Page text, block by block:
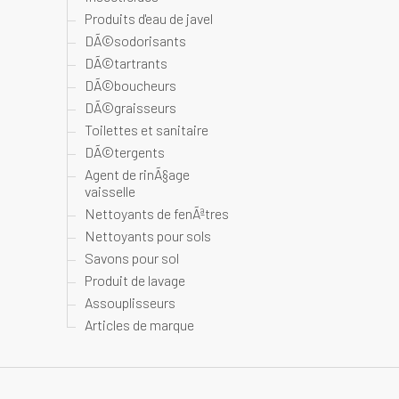
Produits d'eau de javel
DÃ©sodorisants
DÃ©tartrants
DÃ©boucheurs
DÃ©graisseurs
Toilettes et sanitaire
DÃ©tergents
Agent de rinÃ§age
vaisselle
Nettoyants de fenÃªtres
Nettoyants pour sols
Savons pour sol
Produit de lavage
Assouplisseurs
Articles de marque